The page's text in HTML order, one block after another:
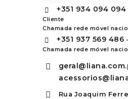
+351 934 094 094
Cliente
Chamada rede móvel
+351 937 569 486
Chamada rede móvel
Rua Joaquim